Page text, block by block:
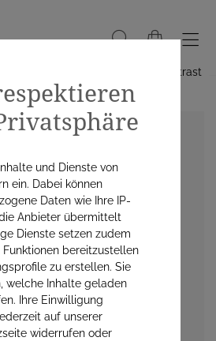
Hoher Kontrast
und Dienste von
ein. Dabei können
Daten wie Ihre IP-
Anbieter übermittelt
Dienste setzen zudem
Funktionen bereitzustellen
zu erstellen. Sie
welche Inhalte geladen
Ihre Einwilligung
auf unserer
widerrufen oder